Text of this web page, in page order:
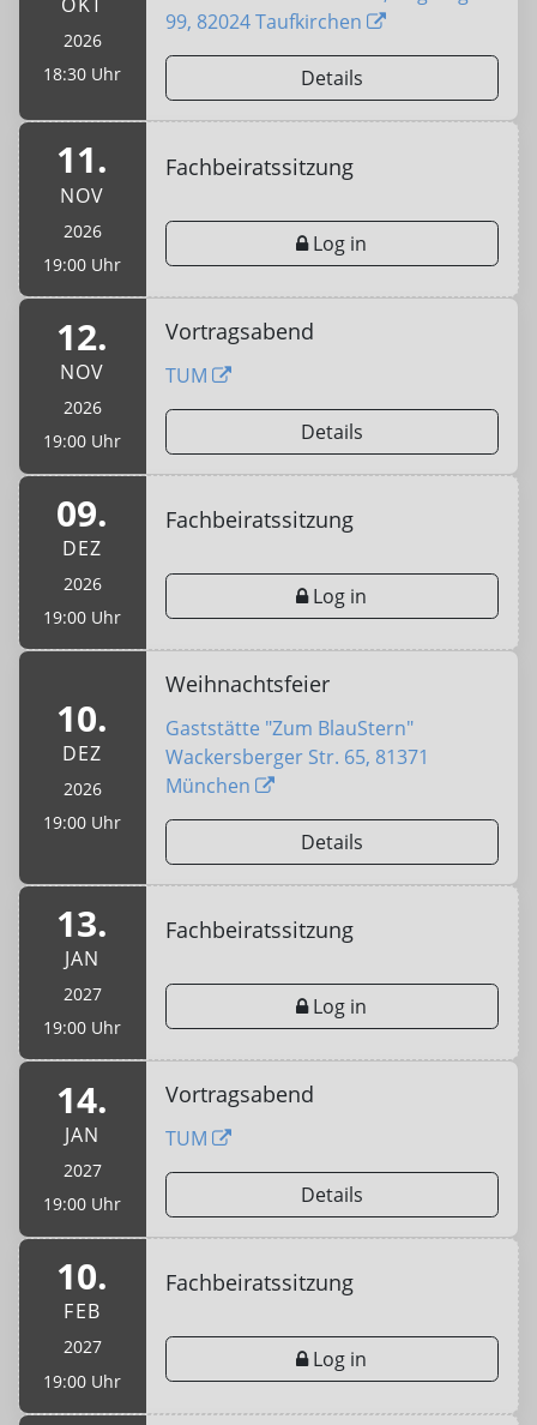
2026
18:30 Uhr
99, 82024 Taufkirchen
Details
11.
NOV
2026
19:00 Uhr
Fachbeiratssitzung
Log in
12.
NOV
2026
19:00 Uhr
Vortragsabend
TUM
Details
09.
DEZ
2026
19:00 Uhr
Fachbeiratssitzung
Log in
10.
DEZ
2026
19:00 Uhr
Weihnachtsfeier
Gaststätte "Zum BlauStern"
Wackersberger Str. 65, 81371
München
Details
13.
JAN
2027
19:00 Uhr
Fachbeiratssitzung
Log in
14.
JAN
2027
19:00 Uhr
Vortragsabend
TUM
Details
10.
FEB
2027
19:00 Uhr
Fachbeiratssitzung
Log in